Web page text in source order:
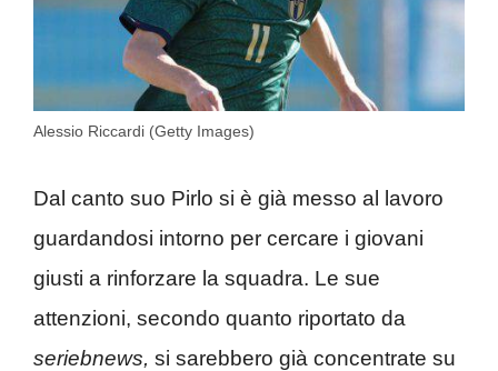
Alessio Riccardi (Getty Images)
Dal canto suo Pirlo si è già messo al lavoro
guardandosi intorno per cercare i giovani
giusti a rinforzare la squadra. Le sue
attenzioni, secondo quanto riportato da
seriebnews, si sarebbero già concentrate su